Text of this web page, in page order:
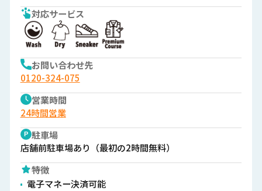
対応サービス
お問い合わせ先
0120-324-075
営業時間
24時間営業
駐車場
店舗前駐車場あり（最初の2時間無料）
特徴
電子マネー決済可能